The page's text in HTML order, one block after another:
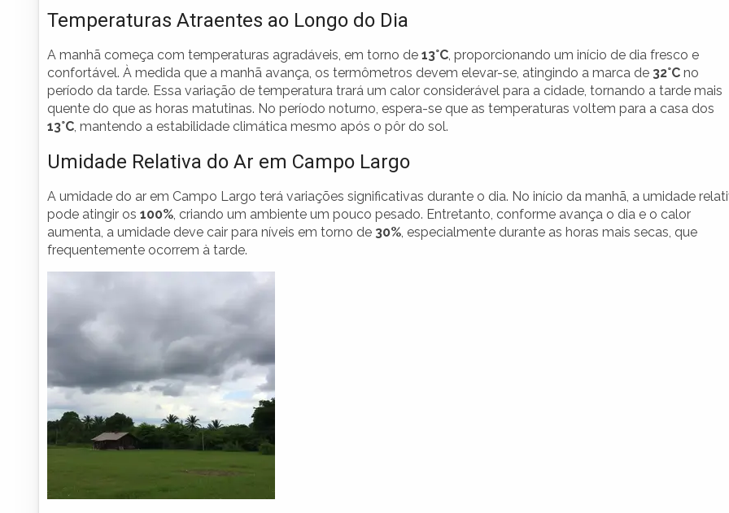
Temperaturas Atraentes ao Longo do Dia
A manhã começa com temperaturas agradáveis, em torno de 13°C, proporcionando um início de dia fresco e
confortável. À medida que a manhã avança, os termômetros devem elevar-se, atingindo a marca de 32°C no
período da tarde. Essa variação de temperatura trará um calor considerável para a cidade, tornando a tarde mais
quente do que as horas matutinas. No período noturno, espera-se que as temperaturas voltem para a casa dos
13°C, mantendo a estabilidade climática mesmo após o pôr do sol.
Umidade Relativa do Ar em Campo Largo
A umidade do ar em Campo Largo terá variações significativas durante o dia. No início da manhã, a umidade
pode atingir os 100%, criando um ambiente um pouco pesado. Entretanto, conforme avança o dia e o calor
aumenta, a umidade deve cair para níveis em torno de 30%, especialmente durante as horas mais secas, que
frequentemente ocorrem à tarde.